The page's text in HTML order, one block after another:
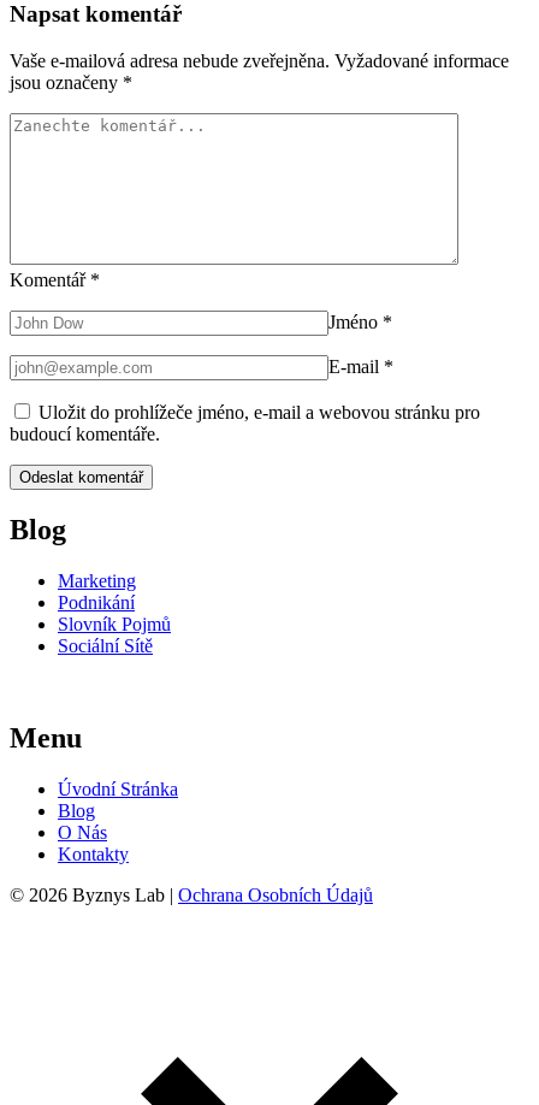
Napsat komentář
Vaše e-mailová adresa nebude zveřejněna. Vyžadované informace
jsou označeny *
Komentář *
Jméno *
E-mail *
Uložit do prohlížeče jméno, e-mail a webovou stránku pro
budoucí komentáře.
Blog
Marketing
Podnikání
Slovník Pojmů
Sociální Sítě
Menu
Úvodní Stránka
Blog
O Nás
Kontakty
© 2026 Byznys Lab | Ochrana Osobních Údajů